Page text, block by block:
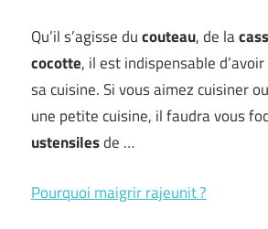
Qu’il s’agisse ducouteau, de la
cocotte, il est indispensable
sa cuisine. Si vous aimez cuisiner
une petite cuisine, il faudra vous
ustensilesde …
Pourquoi maigrir rajeunit ?